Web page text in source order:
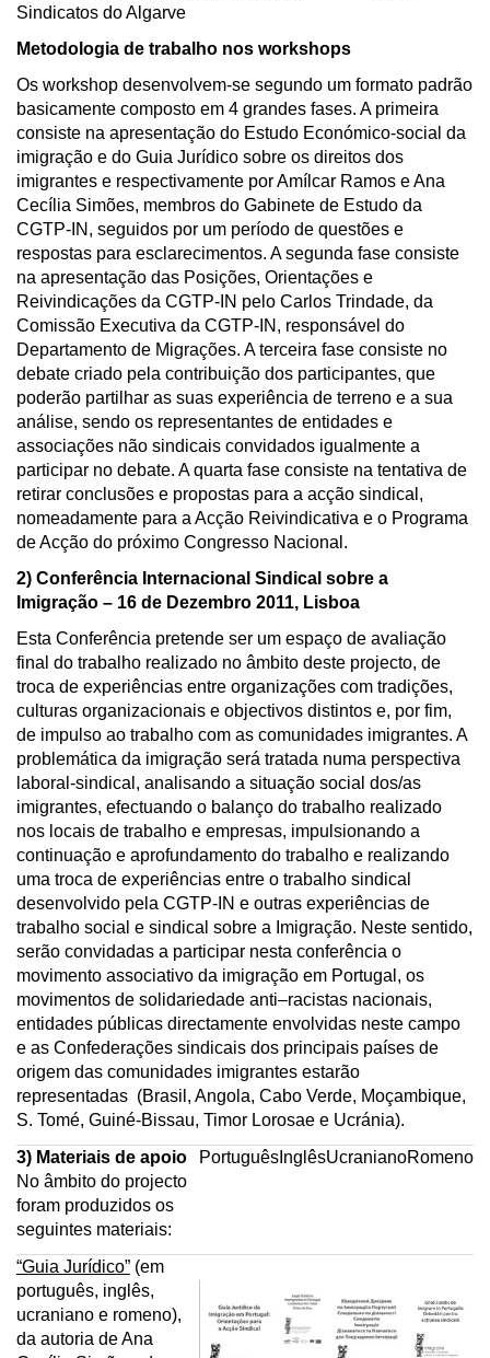
Sindicatos do Algarve
Metodologia de trabalho nos workshops
Os workshop desenvolvem-se segundo um formato padrão
basicamente composto em 4 grandes fases. A primeira
consiste na apresentação do Estudo Económico-social da
imigração e do Guia Jurídico sobre os direitos dos
imigrantes e respectivamente por Amílcar Ramos e Ana
Cecília Simões, membros do Gabinete de Estudo da
CGTP-IN, seguidos por um período de questões e
respostas para esclarecimentos. A segunda fase consiste
na apresentação das Posições, Orientações e
Reivindicações da CGTP-IN pelo Carlos Trindade, da
Comissão Executiva da CGTP-IN, responsável do
Departamento de Migrações. A terceira fase consiste no
debate criado pela contribuição dos participantes, que
poderão partilhar as suas experiência de terreno e a sua
análise, sendo os representantes de entidades e
associações não sindicais convidados igualmente a
participar no debate. A quarta fase consiste na tentativa de
retirar conclusões e propostas para a acção sindical,
nomeadamente para a Acção Reivindicativa e o Programa
de Acção do próximo Congresso Nacional.
2) Conferência Internacional Sindical sobre a
Imigração – 16 de Dezembro 2011, Lisboa
Esta Conferência pretende ser um espaço de avaliação
final do trabalho realizado no âmbito deste projecto, de
troca de experiências entre organizações com tradições,
culturas organizacionais e objectivos distintos e, por fim,
de impulso ao trabalho com as comunidades imigrantes. A
problemática da imigração será tratada numa perspectiva
laboral-sindical, analisando a situação social dos/as
imigrantes, efectuando o balanço do trabalho realizado
nos locais de trabalho e empresas, impulsionando a
continuação e aprofundamento do trabalho e realizando
uma troca de experiências entre o trabalho sindical
desenvolvido pela CGTP-IN e outras experiências de
trabalho social e sindical sobre a Imigração. Neste sentido,
serão convidadas a participar nesta conferência o
movimento associativo da imigração em Portugal, os
movimentos de solidariedade anti–racistas nacionais,
entidades públicas directamente envolvidas neste campo
e as Confederações sindicais dos principais países de
origem das comunidades imigrantes estarão
representadas (Brasil, Angola, Cabo Verde, Moçambique,
S. Tomé, Guiné-Bissau, Timor Lorosae e Ucránia).
3) Materiais de apoio
No âmbito do projecto
foram produzidos os
seguintes materiais:
Português InglêsUcranianoRomeno
“Guia Jurídico” (em
português, inglês,
ucraniano e romeno),
da autoria de Ana